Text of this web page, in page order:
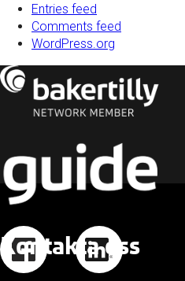
Entries feed
Comments feed
WordPress.org
Kontakta oss